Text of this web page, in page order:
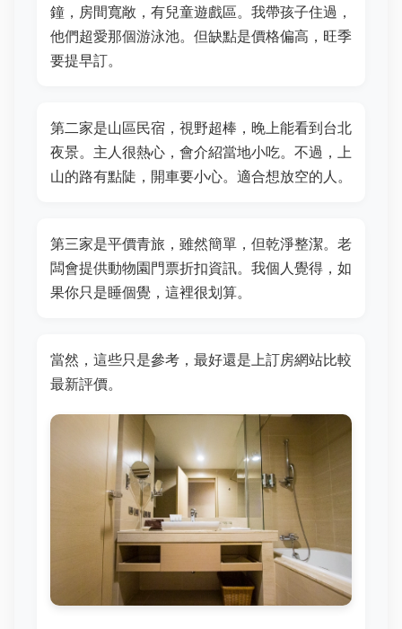
鐘，房間寬敞，有兒童遊戲區。我帶孩子住過，
他們超愛那個游泳池。但缺點是價格偏高，旺季
要提早訂。
第二家是山區民宿，視野超棒，晚上能看到台北
夜景。主人很熱心，會介紹當地小吃。不過，上
山的路有點陡，開車要小心。適合想放空的人。
第三家是平價青旅，雖然簡單，但乾淨整潔。老
闆會提供動物園門票折扣資訊。我個人覺得，如
果你只是睡個覺，這裡很划算。
當然，這些只是參考，最好還是上訂房網站比較
最新評價。